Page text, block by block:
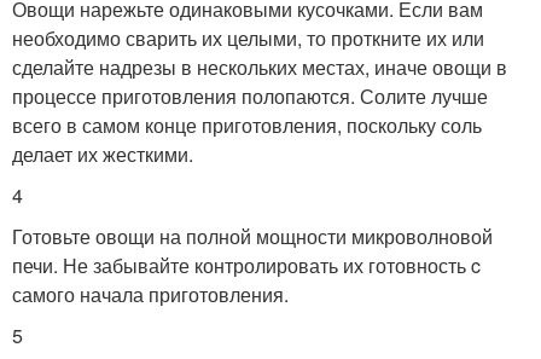
Овощи нарежьте одинаковыми кусочками. Если вам
необходимо сварить их целыми, то проткните их или
сделайте надрезы в нескольких местах, иначе овощи в
процессе приготовления полопаются. Солите лучше
всего в самом конце приготовления, поскольку соль
делает их жесткими.
4
Готовьте овощи на полной мощности микроволновой
печи. Не забывайте контролировать их готовность c
самого начала приготовления.
5